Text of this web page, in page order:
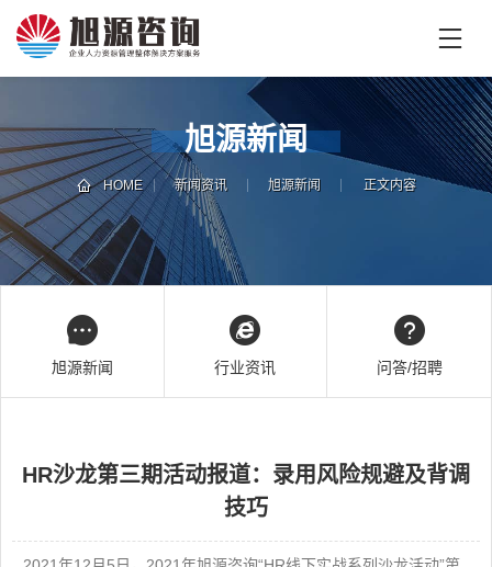
页
页
企
业
培
训
专
家
团
旭源新闻
HOME 新闻资讯 旭源新闻 正文内容
旭源新闻 行业资讯 问答/招聘
HR沙龙第三期活动报道：录用风险规避及背调
技巧